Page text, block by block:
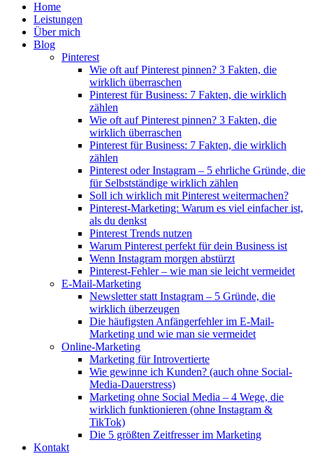
Home
Leistungen
Über mich
Blog
Pinterest
Wie oft auf Pinterest pinnen? 3 Fakten, die
wirklich überraschen
Pinterest für Business: 7 Fakten, die wirklich
zählen
Wie oft auf Pinterest pinnen? 3 Fakten, die
wirklich überraschen
Pinterest für Business: 7 Fakten, die wirklich
zählen
Pinterest oder Instagram – 5 ehrliche Gründe, die
für Selbstständige wirklich zählen
Soll ich wirklich mit Pinterest weitermachen?
Pinterest-Marketing: Warum es viel einfacher ist,
als du denkst
Pinterest Trends nutzen
Warum Pinterest perfekt für dein Business ist
Wenn Instagram morgen abstürzt
Pinterest-Fehler – wie man sie leicht vermeidet
E-Mail-Marketing
Newsletter statt Instagram – 5 Gründe, die
wirklich überzeugen
Die häufigsten Anfängerfehler im E-Mail-
Marketing und wie man sie vermeidet
Online-Marketing
Marketing für Introvertierte
Wie gewinne ich Kunden? (auch ohne Social-
Media-Dauerstress)
Marketing ohne Social Media – 4 Wege, die
wirklich funktionieren (ohne Instagram &
TikTok)
Die 5 größten Zeitfresser im Marketing
Kontakt